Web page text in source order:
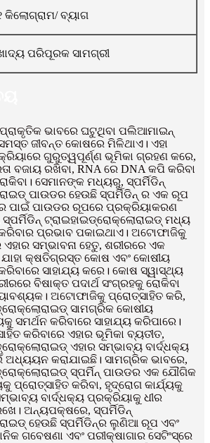
କିଲୋଗ୍ରାମ/ ବ୍ୟାଗ
ପରିପୂରକ ସାମଗ୍ରୀ
ଭାବରେ ଘଟୁଥିବା ପଲିଆମାଇନ୍
ଜୀବନ୍ତ କୋଷରେ ମିଳିଥାଏ। ଏହା
ଗୁରୁତ୍ୱପୂର୍ଣ୍ଣ ଭୂମିକା ଗ୍ରହଣ କରେ,
ବଜାୟ ରଖିବା, RNA ରେ DNA କପି କରିବା
ସେମାନଙ୍କ ମଧ୍ୟରୁ, ସ୍ପର୍ମିଡିନ୍
ପାଉଡର ହେଉଛି ସ୍ପର୍ମିଡିନ୍ ର ଏକ ରୂପ
ପାଇଁ ପାଉଡର ରୂପରେ ପ୍ରକ୍ରିୟାକରଣ
ସ୍ପର୍ମିଡିନ୍ ଟ୍ରାଇହାଇଡ୍ରୋକ୍ଲୋରାଇଡ୍ ମଧ୍ୟ
ପ୍ରଭାବ ପକାଇଥାଏ। ଅଟୋଫାଜିକୁ
ସମ୍ଭାବନା ହେତୁ, ଶରୀରରେ ଏକ
କ୍ଷତିଗ୍ରସ୍ତ କୋଷ ଏବଂ କୋଷୀୟ
ସାହାଯ୍ୟ କରେ। କୋଷ ସ୍ୱାସ୍ଥ୍ୟ
ବିଷାକ୍ତ ପଦାର୍ଥ ସଂଗ୍ରହକୁ ରୋକିବା
ଅଟୋଫାଜିକୁ ପ୍ରୋତ୍ସାହିତ କରି,
ସାମଗ୍ରିକ କୋଷୀୟ
ସମର୍ଥନ କରିବାରେ ସାହାଯ୍ୟ କରିପାରେ।
କରିବାରେ ଏହାର ଭୂମିକା ବ୍ୟତୀତ,
ଏହାର ସମ୍ଭାବ୍ୟ ବାର୍ଦ୍ଧକ୍ୟ
ଅଧ୍ୟୟନ କରାଯାଇଛି। ସାମଗ୍ରିକ ଭାବରେ,
ସ୍ପର୍ମିନ୍ ପାଉଡର ଏକ ଯୌଗିକ
ପ୍ରୋତ୍ସାହିତ କରିବା, ହୃଦ୍‌ରୋଗ କାର୍ଯ୍ୟକୁ
ବାର୍ଦ୍ଧକ୍ୟ ପ୍ରକ୍ରିୟାକୁ ଧୀର
ଅନ୍ୟପକ୍ଷରେ, ସ୍ପର୍ମିଡିନ୍
ହେଉଛି ସ୍ପର୍ମିଡିନ୍‌ର ଲୁଣିଆ ରୂପ ଏବଂ
ଗବେଷଣା ଏବଂ ପରୀକ୍ଷାଗାର ସେଟିଂସ୍‌ରେ